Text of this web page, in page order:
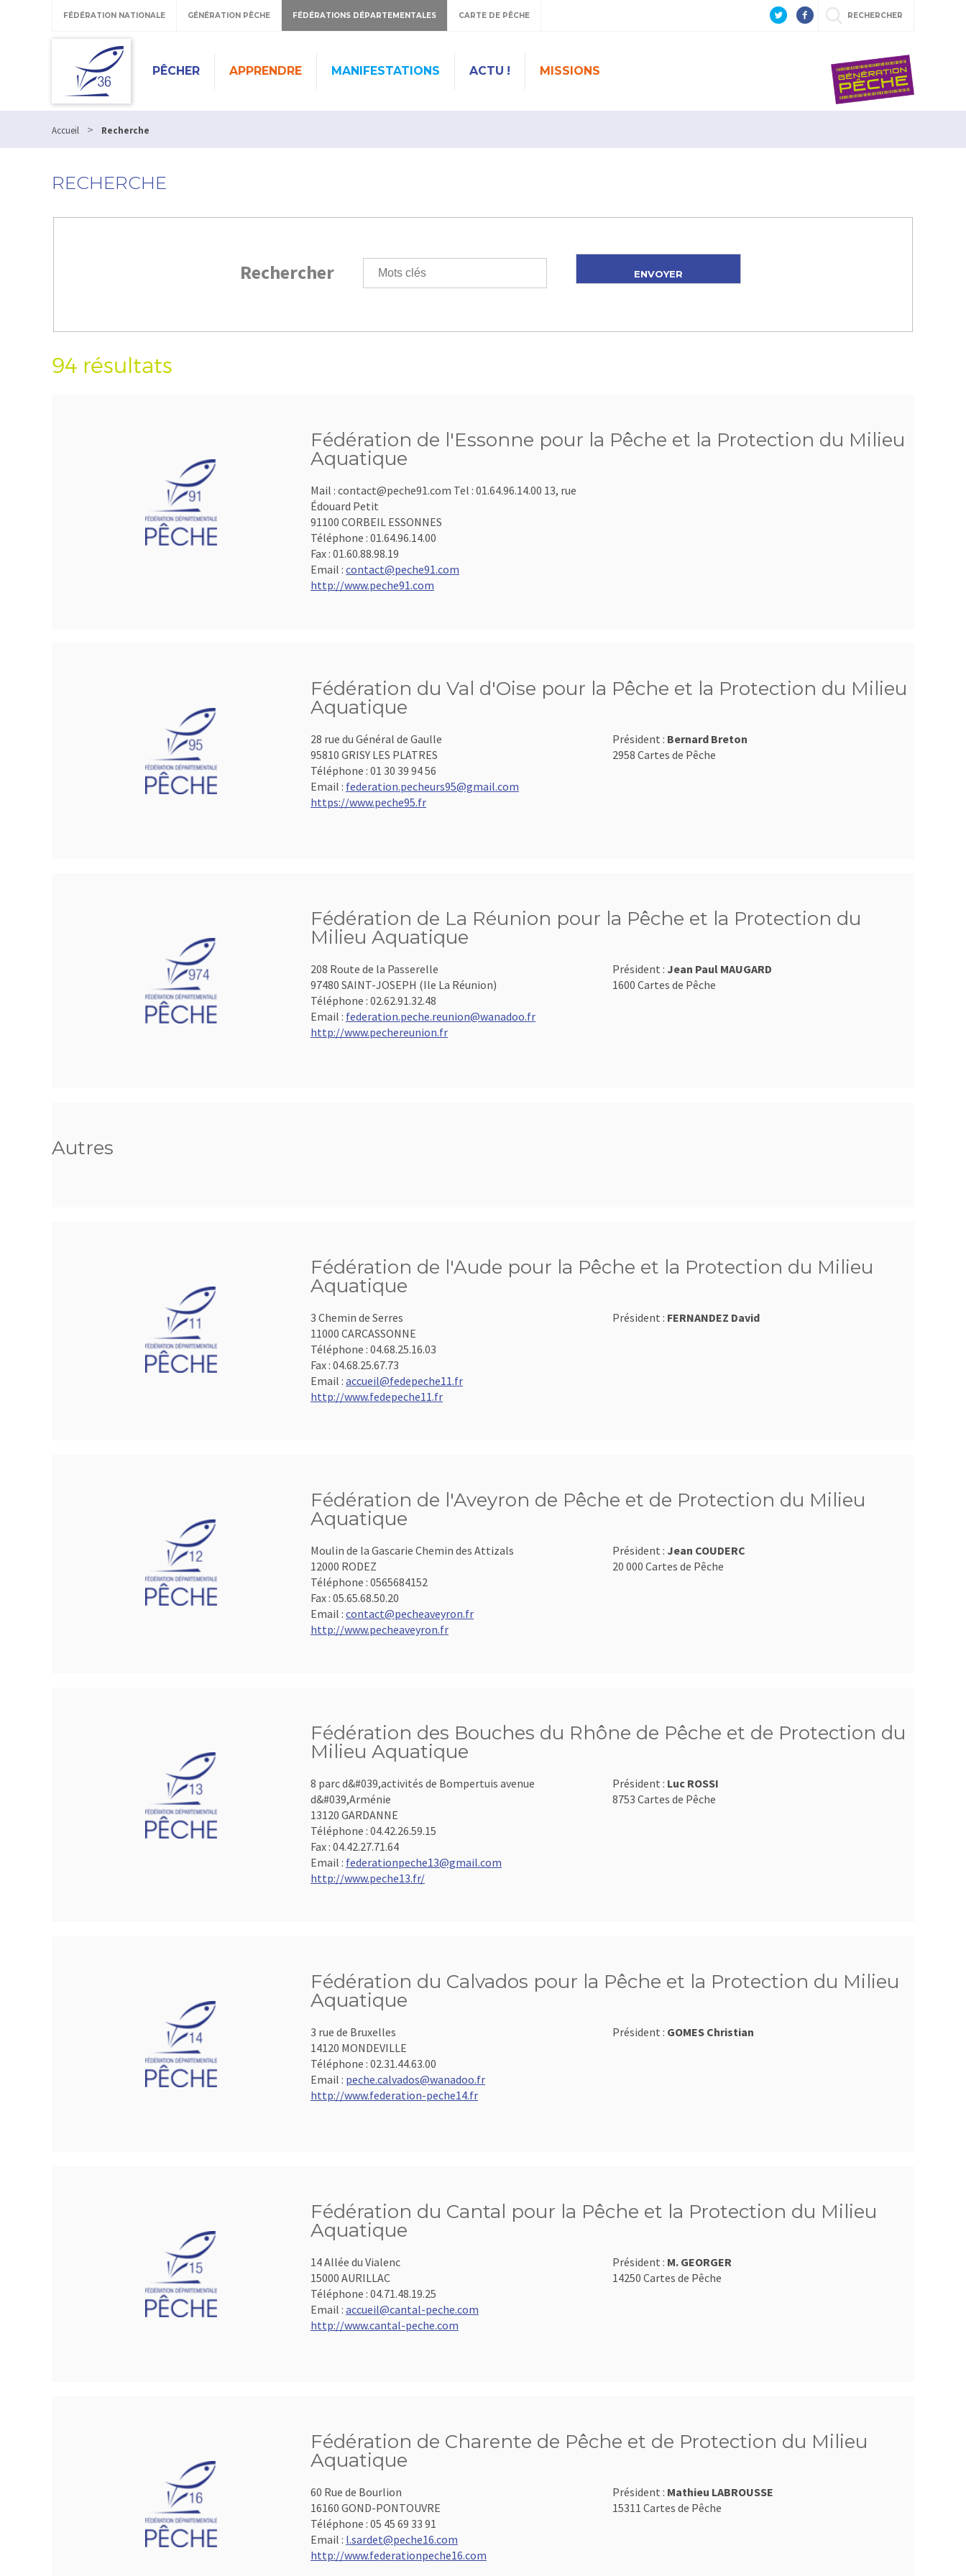
FÉDÉRATION NATIONALE GÉNÉRATION PÊCHE FÉDÉRATIONS DÉPARTEMENTALES CARTE DE PÊCHE RECHERCHER
PÊCHER APPRENDRE MANIFESTATIONS ACTU ! MISSIONS
Accueil > Recherche
RECHERCHE
Rechercher
94 résultats
Fédération de l'Essonne pour la Pêche et la Protection du Milieu
Aquatique
Mail : contact@peche91.com Tel : 01.64.96.14.00 13, rue
Édouard Petit
91100 CORBEIL ESSONNES
Téléphone : 01.64.96.14.00
Fax : 01.60.88.98.19
Email : contact@peche91.com
http://www.peche91.com
Fédération du Val d'Oise pour la Pêche et la Protection du Milieu
Aquatique
28 rue du Général de Gaulle
95810 GRISY LES PLATRES
Téléphone : 01 30 39 94 56
Email : federation.pecheurs95@gmail.com
https://www.peche95.fr
Président : Bernard Breton
2958 Cartes de Pêche
Fédération de La Réunion pour la Pêche et la Protection du
Milieu Aquatique
208 Route de la Passerelle
97480 SAINT-JOSEPH (Ile La Réunion)
Téléphone : 02.62.91.32.48
Email : federation.peche.reunion@wanadoo.fr
http://www.pechereunion.fr
Président : Jean Paul MAUGARD
1600 Cartes de Pêche
Autres
Fédération de l'Aude pour la Pêche et la Protection du Milieu
Aquatique
3 Chemin de Serres
11000 CARCASSONNE
Téléphone : 04.68.25.16.03
Fax : 04.68.25.67.73
Email : accueil@fedepeche11.fr
http://www.fedepeche11.fr
Président : FERNANDEZ David
Fédération de l'Aveyron de Pêche et de Protection du Milieu
Aquatique
Moulin de la Gascarie Chemin des Attizals
12000 RODEZ
Téléphone : 0565684152
Fax : 05.65.68.50.20
Email : contact@pecheaveyron.fr
http://www.pecheaveyron.fr
Président : Jean COUDERC
20 000 Cartes de Pêche
Fédération des Bouches du Rhône de Pêche et de Protection du
Milieu Aquatique
8 parc d&#039,activités de Bompertuis avenue
d&#039,Arménie
13120 GARDANNE
Téléphone : 04.42.26.59.15
Fax : 04.42.27.71.64
Email : federationpeche13@gmail.com
http://www.peche13.fr/
Président : Luc ROSSI
8753 Cartes de Pêche
Fédération du Calvados pour la Pêche et la Protection du Milieu
Aquatique
3 rue de Bruxelles
14120 MONDEVILLE
Téléphone : 02.31.44.63.00
Email : peche.calvados@wanadoo.fr
http://www.federation-peche14.fr
Président : GOMES Christian
Fédération du Cantal pour la Pêche et la Protection du Milieu
Aquatique
14 Allée du Vialenc
15000 AURILLAC
Téléphone : 04.71.48.19.25
Email : accueil@cantal-peche.com
http://www.cantal-peche.com
Président : M. GEORGER
14250 Cartes de Pêche
Fédération de Charente de Pêche et de Protection du Milieu
Aquatique
60 Rue de Bourlion
16160 GOND-PONTOUVRE
Téléphone : 05 45 69 33 91
Email : l.sardet@peche16.com
http://www.federationpeche16.com
Président : Mathieu LABROUSSE
15311 Cartes de Pêche